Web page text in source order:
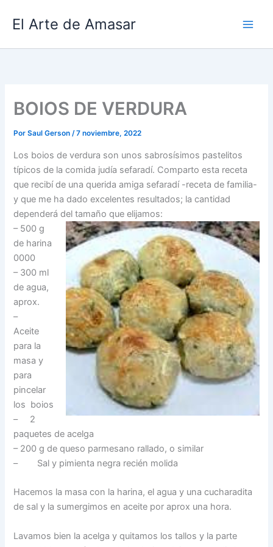
El Arte de Amasar
BOIOS DE VERDURA
PorSaul Gerson/7 noviembre, 2022
Los boios de verdura son unos sabrosísimos pastelitos
típicos de la comida judía sefaradí. Comparto esta receta
que recibí de una querida amiga sefaradí -receta de familia-
y que me ha dado excelentes resultados; la cantidad
dependerá del tamaño que elijamos:
– 500 g
de harina
0000
– 300 ml
de agua,
aprox.
–
Aceite
para la
masa y
para
pincelar
los boios
– 2
paquetes de acelga
– 200 g de queso parmesano rallado, o similar
– Sal y pimienta negra recién molida
Hacemos la masa con la harina, el agua y una cucharadita
de sal y la sumergimos en aceite por aprox una hora.
Lavamos bien la acelga y quitamos los tallos y la parte